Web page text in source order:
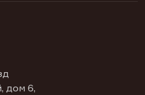
дом 6,